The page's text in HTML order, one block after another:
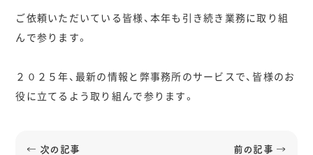
ご依頼いただいている皆様、本年も引き続き業務に取り組
んで参ります。
２０２５年、最新の情報と弊事務所のサービスで、皆様のお
役に立てるよう取り組んで参ります。
← 次の記事 前の記事 →